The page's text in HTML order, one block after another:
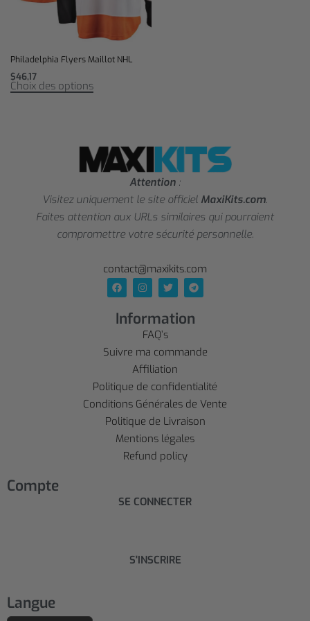
Philadelphia Flyers Maillot NHL
$46,17
Choix des options
Attention :
Visitez uniquement le site officiel MaxiKits.com.
Faites attention aux URLs similaires qui pourraient
compromettre votre sécurité personnelle.
contact@maxikits.com
Information
FAQ’s
Suivre ma commande
Affiliation
Politique de confidentialité
Conditions Générales de Vente
Politique de Livraison
Mentions légales
Refund policy
Compte
SE CONNECTER
S'INSCRIRE
Langue